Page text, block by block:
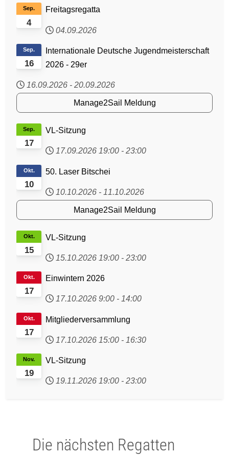
4
Sep. Freitagsregatta
04.09.2026
16
Sep.
Internationale Deutsche Jugendmeisterschaft
2026 - 29er
16.09.2026 - 20.09.2026
Manage2Sail Meldung
17
Sep. VL-Sitzung
17.09.2026 19:00 - 23:00
10
Okt. 50. Laser Bitschei
10.10.2026 - 11.10.2026
Manage2Sail Meldung
15
Okt. VL-Sitzung
15.10.2026 19:00 - 23:00
17
Okt. Einwintern 2026
17.10.2026 9:00 - 14:00
17
Okt. Mitgliederversammlung
17.10.2026 15:00 - 16:30
19
Nov. VL-Sitzung
19.11.2026 19:00 - 23:00
Die nächsten Regatten